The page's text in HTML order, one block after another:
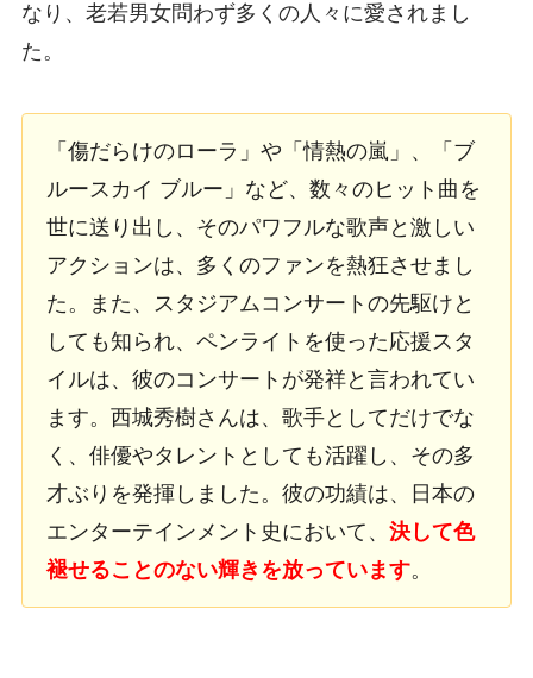
なり、老若男女問わず多くの人々に愛されまし
た。
「傷だらけのローラ」や「情熱の嵐」、「ブ
ルースカイ ブルー」など、数々のヒット曲を
世に送り出し、そのパワフルな歌声と激しい
アクションは、多くのファンを熱狂させまし
た。また、スタジアムコンサートの先駆けと
しても知られ、ペンライトを使った応援スタ
イルは、彼のコンサートが発祥と言われてい
ます。西城秀樹さんは、歌手としてだけでな
く、俳優やタレントとしても活躍し、その多
才ぶりを発揮しました。彼の功績は、日本の
エンターテインメント史において、 決して色
褪せることのない輝きを放っています。